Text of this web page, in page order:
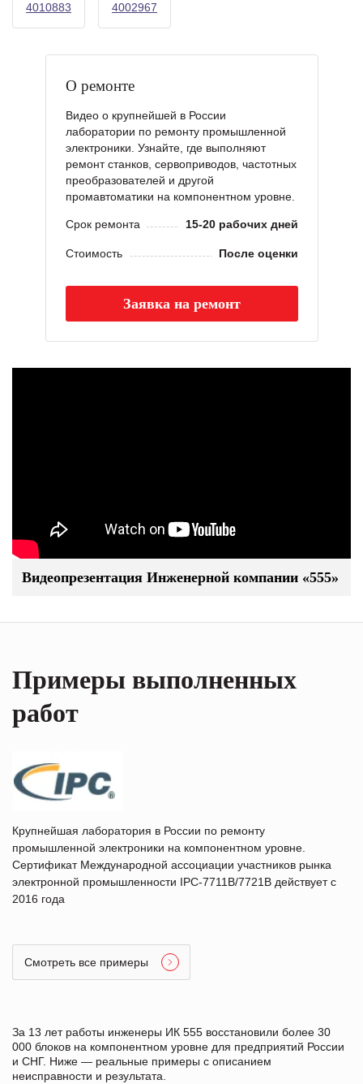
4010883 4002967
О ремонте
Видео о крупнейшей в России
лаборатории по ремонту промышленной
электроники. Узнайте, где выполняют
ремонт станков, сервоприводов, частотных
преобразователей и другой
промавтоматики на компонентном уровне.
Срок ремонта 15-20 рабочих дней
Стоимость После оценки
Заявка на ремонт
Видеопрезентация Инженерной компании «555»
Примеры выполненных
работ
Крупнейшая лаборатория в России по ремонту
промышленной электроники на компонентном уровне.
Сертификат Международной ассоциации участников рынка
электронной промышленности IPC-7711B/7721B действует с
2016 года
Смотреть все примеры
За 13 лет работы инженеры ИК 555 восстановили более 30
000 блоков на компонентном уровне для предприятий России
и СНГ. Ниже — реальные примеры с описанием
неисправности и результата.